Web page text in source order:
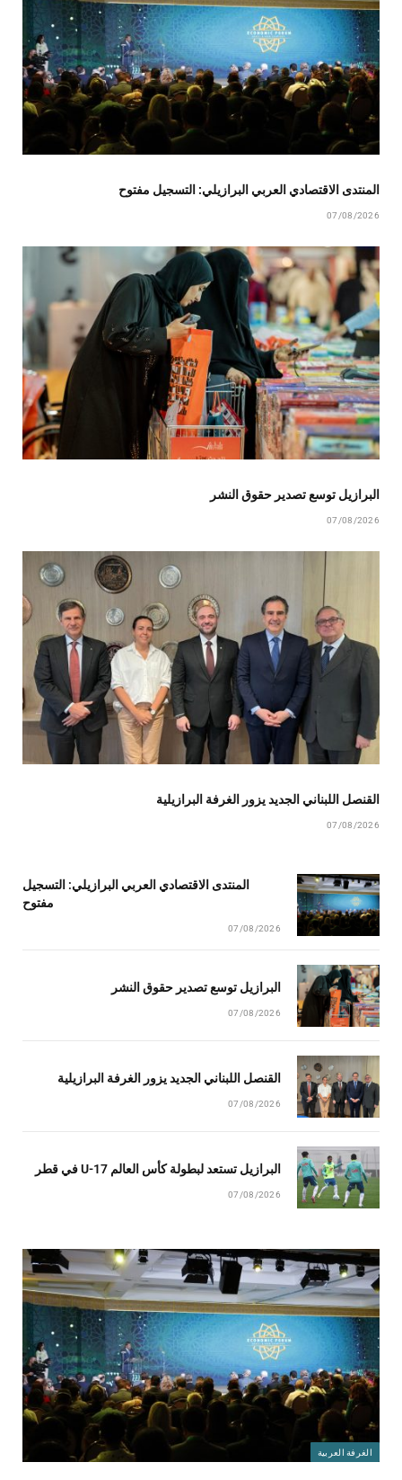
المنتدى الاقتصادي العربي البرازيلي: التسجيل مفتوح
07/08/2026
البرازيل توسع تصدير حقوق النشر
07/08/2026
القنصل اللبناني الجديد يزور الغرفة البرازيلية
07/08/2026
المنتدى الاقتصادي العربي البرازيلي: التسجيل
مفتوح
07/08/2026
البرازيل توسع تصدير حقوق النشر
07/08/2026
القنصل اللبناني الجديد يزور الغرفة البرازيلية
07/08/2026
البرازيل تستعد لبطولة كأس العالم U-17 في قطر
07/08/2026
الغرفة العربية